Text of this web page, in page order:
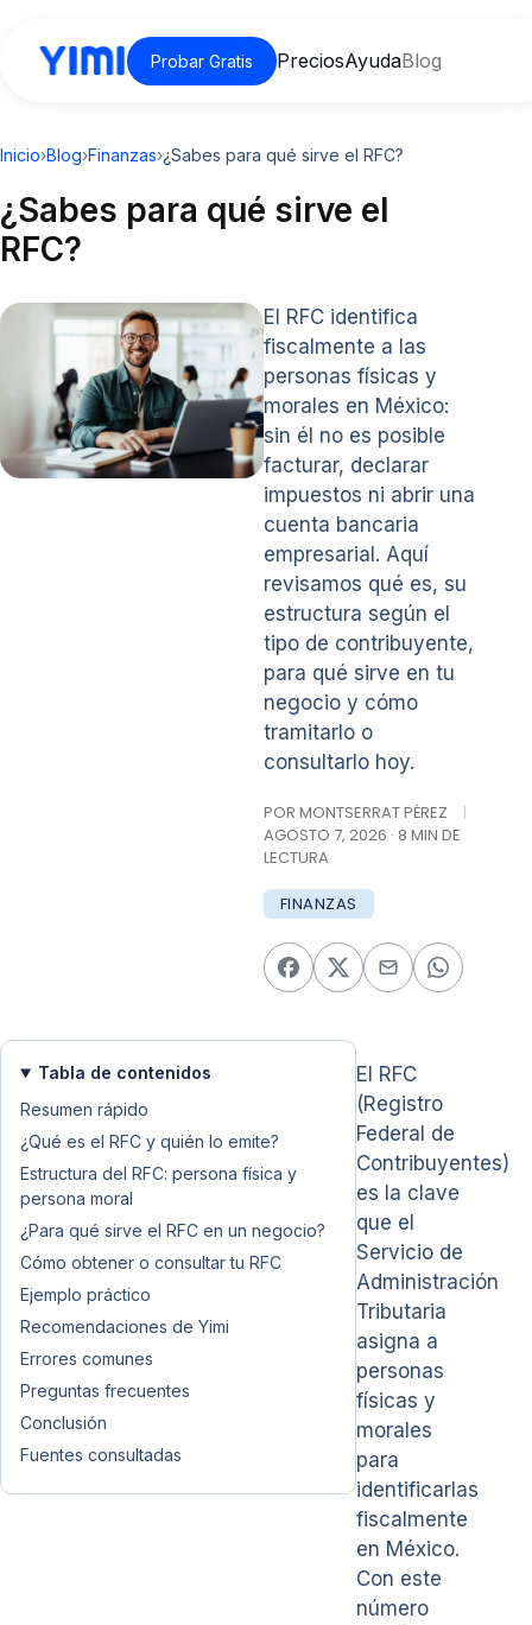
Probar Gratis PreciosAyudaBlog
Inicio›Blog›Finanzas›¿Sabes para qué sirve el RFC?
¿Sabes para qué sirve el
RFC?
El RFC identifica
fiscalmente a las
personas físicas y
morales en México:
sin él no es posible
facturar, declarar
impuestos ni abrir una
cuenta bancaria
empresarial. Aquí
revisamos qué es, su
estructura según el
tipo de contribuyente,
para qué sirve en tu
negocio y cómo
tramitarlo o
consultarlo hoy.
POR MONTSERRAT PÉREZ
|
AGOSTO 7, 2026 · 8 MIN DE
LECTURA
FINANZAS
Tabla de contenidos
Resumen rápido
¿Qué es el RFC y quién lo emite?
Estructura del RFC: persona física y
persona moral
¿Para qué sirve el RFC en un negocio?
Cómo obtener o consultar tu RFC
Ejemplo práctico
Recomendaciones de Yimi
Errores comunes
Preguntas frecuentes
Conclusión
Fuentes consultadas
El RFC
(Registro
Federal de
Contribuyentes)
es la clave
que el
Servicio de
Administración
Tributaria
asigna a
personas
físicas y
morales
para
identificarlas
fiscalmente
en México.
Con este
número